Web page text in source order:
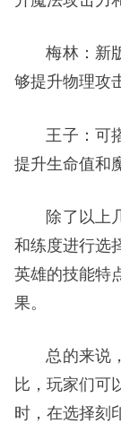
梅林：新
够提升物理攻
王子：可
提升生命值和
除了以上
和练度进行选
英雄的技能特
果。
总的来说
比，玩家们可
时，在选择刻